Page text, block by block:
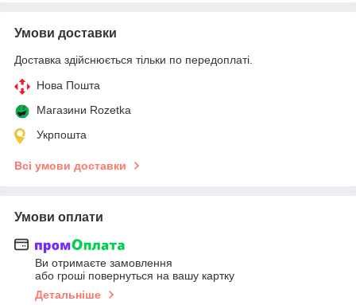
Умови доставки
Доставка здійснюється тільки по передоплаті.
Нова Пошта
Магазини Rozetka
Укрпошта
Всі умови доставки
Умови оплати
Ви отримаєте замовлення
або гроші повернуться на вашу картку
Детальніше